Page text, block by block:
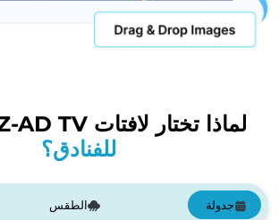
لماذا تختار لافتات EZ-AD TV الرقمية
للفنادق؟
جدولة الطقس